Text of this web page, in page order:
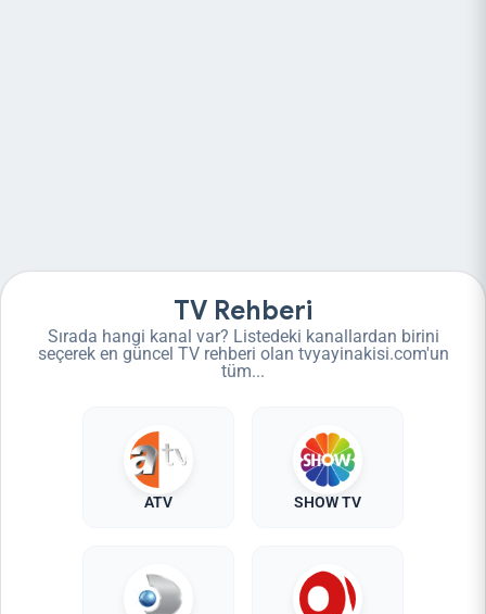
TV Rehberi
Sırada hangi kanal var? Listedeki kanallardan birini
seçerek en güncel TV rehberi olan tvyayinakisi.com'un
tüm...
ATV SHOW TV